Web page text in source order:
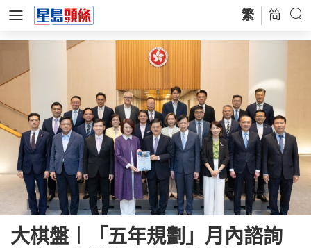
繁 简
大棋盤︱「五年規劃」月內諮詢